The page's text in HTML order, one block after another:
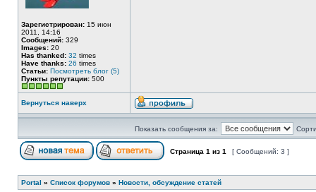
Зарегистрирован: 15 июн
2011, 14:16
Сообщений: 329
Images: 20
Has thanked: 32 times
Have thanks: 26 times
Статьи: Посмотреть блог (5)
Пункты репутации: 500
Вернуться наверх
Показать сообщения за:
Страница 1 из 1 [ Сообщений: 3 ]
Portal » Список форумов » Новости, обсуждение статей